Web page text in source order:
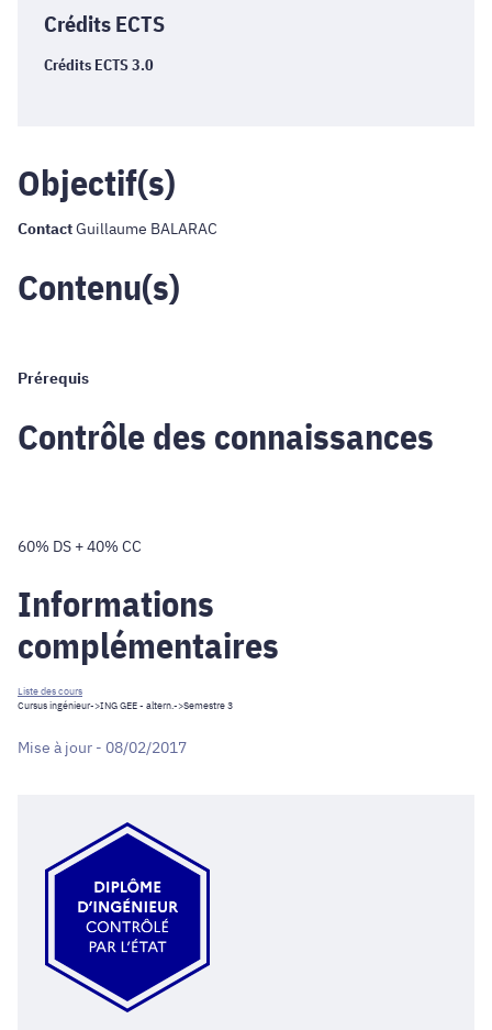
Crédits ECTS
Crédits ECTS 3.0
Objectif(s)
ContactGuillaume BALARAC
Contenu(s)
Prérequis
Contrôle des connaissances
60% DS + 40% CC
Informations
complémentaires
Liste des cours
Cursus ingénieur->ING GEE - altern.->Semestre 3
Mise à jour - 08/02/2017